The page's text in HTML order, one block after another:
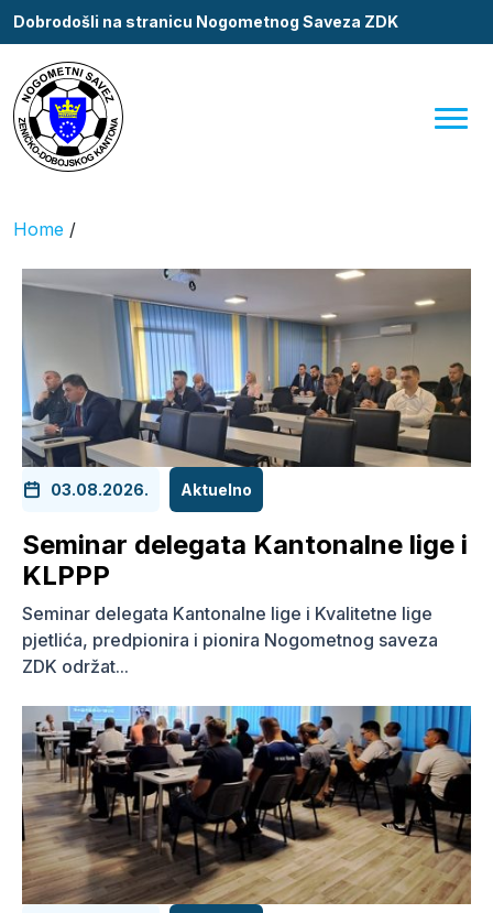
Dobrodošli na stranicu Nogometnog Saveza ZDK
Home /
03.08.2026. Aktuelno
Seminar delegata Kantonalne lige i
KLPPP
Seminar delegata Kantonalne lige i Kvalitetne lige
pjetlića, predpionira i pionira Nogometnog saveza
ZDK održat...